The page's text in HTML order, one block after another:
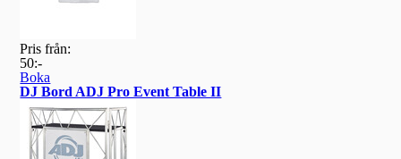
Pris från:
50:-
Boka
DJ Bord ADJ Pro Event Table II